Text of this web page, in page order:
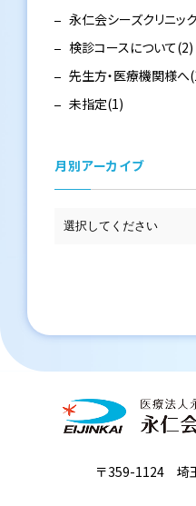
永仁会シーズクリニッ
検診コースについて(2)
先生方・医療機関様へ
未指定(1)
月別アーカイブ
〒359-1124 埼